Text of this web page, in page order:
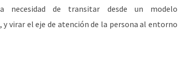
de transitar desde un modelo
virar el eje de atención de la persona al entorno